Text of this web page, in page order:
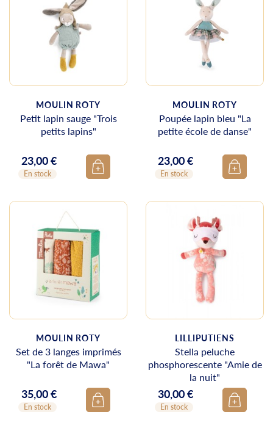
MOULIN ROTY
Petit lapin sauge "Trois
petits lapins"
Prix
23,00 €
En stock
MOULIN ROTY
Poupée lapin bleu "La
petite école de danse"
Prix
23,00 €
En stock
MOULIN ROTY
Set de 3 langes imprimés
"La forêt de Mawa"
Prix
35,00 €
En stock
LILLIPUTIENS
Stella peluche
phosphorescente "Amie de
la nuit"
Prix
30,00 €
En stock